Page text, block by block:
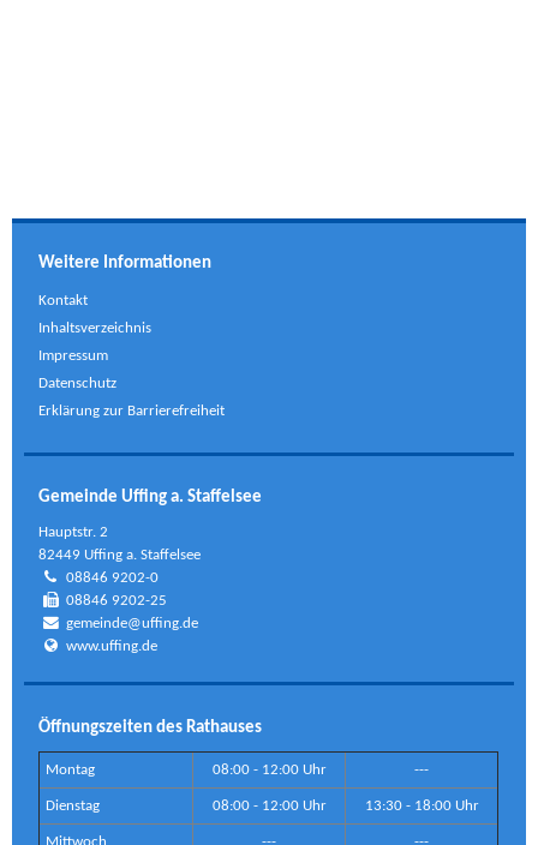
Weitere Informationen
Kontakt
Inhaltsverzeichnis
Impressum
Datenschutz
Erklärung zur Barrierefreiheit
Gemeinde Uffing a. Staffelsee
Hauptstr. 2
82449 Uffing a. Staffelsee
08846 9202-0
08846 9202-25
gemeinde@uffing.de
www.uffing.de
Öffnungszeiten des Rathauses
Montag 08:00 - 12:00 Uhr ---
Dienstag 08:00 - 12:00 Uhr 13:30 - 18:00 Uhr